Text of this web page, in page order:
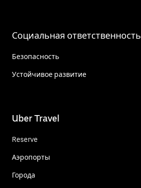
Социальная ответственность
Безопасность
Устойчивое развитие
Uber Travel
Reserve
Аэропорты
Города